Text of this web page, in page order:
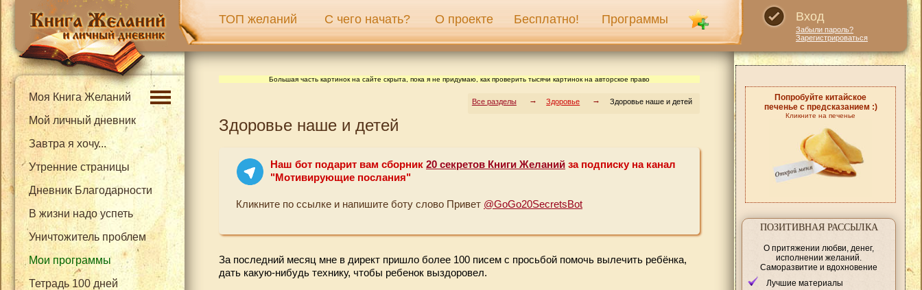
ТОП желаний С чего начать? О проекте Бесплатно! Программы Вход
Забыли пароль?
Зарегистрироваться
Моя Книга Желаний
Мой личный дневник
Завтра я хочу...
Утренние страницы
Дневник Благодарности
В жизни надо успеть
Уничтожитель проблем
Мои программы
Тетрадь 100 дней
Большая часть картинок на сайте скрыта, пока я не придумаю, как проверить тысячи картинок на авторское право
Все разделы Здоровье Здоровье наше и детей
Здоровье наше и детей
Наш бот подарит вам сборник 20 секретов Книги Желаний за подписку на канал
"Мотивирующие послания"
Кликните по ссылке и напишите боту слово Привет @GoGo20SecretsBot
За последний месяц мне в директ пришло более 100 писем с просьбой помочь вылечить ребёнка,
дать какую-нибудь технику, чтобы ребенок выздоровел.
Попробуйте китайское
печенье с предсказанием :)
Кликните на печенье
ПОЗИТИВНАЯ РАССЫЛКА
О притяжении любви, денег,
исполнении желаний.
Саморазвитие и вдохновение
Лучшие материалы